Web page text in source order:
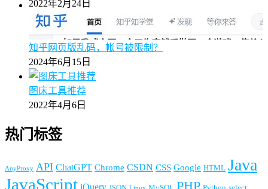
2022年2月24日
知乎网页版乱码，帐号被限制？
2024年6月15日
图床工具推荐
2022年4月6日
热门标签
AnyProxy API ChatGPT Chrome CSDN CSS Google HTML Java
JavaScript